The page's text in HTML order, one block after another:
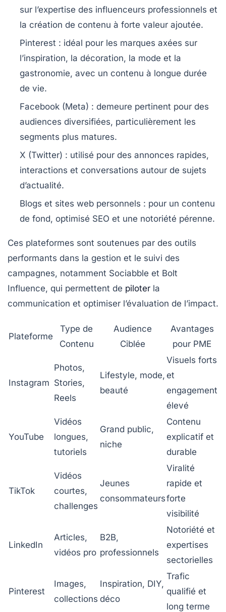
sur l’expertise des influenceurs professionnels et
la création de contenu à forte valeur ajoutée.
Pinterest : idéal pour les marques axées sur
l’inspiration, la décoration, la mode et la
gastronomie, avec un contenu à longue durée
de vie.
Facebook (Meta) : demeure pertinent pour des
audiences diversifiées, particulièrement les
segments plus matures.
X (Twitter) : utilisé pour des annonces rapides,
interactions et conversations autour de sujets
d’actualité.
Blogs et sites web personnels : pour un contenu
de fond, optimisé SEO et une notoriété pérenne.
Ces plateformes sont soutenues par des outils
performants dans la gestion et le suivi des
campagnes, notamment Sociabble et Bolt
Influence, qui permettent de piloter la
communication et optimiser l’évaluation de l’impact.
Plateforme
Type de
Contenu
Audience
Ciblée
Avantages
pour PME
Instagram
Photos,
Stories,
Reels
Lifestyle, mode,
beauté
Visuels forts
et
engagement
élevé
YouTube
Vidéos
longues,
tutoriels
Grand public,
niche
Contenu
explicatif et
durable
TikTok
Vidéos
courtes,
challenges
Jeunes
consommateurs
Viralité
rapide et
forte
visibilité
LinkedIn
Articles,
vidéos pro
B2B,
professionnels
Notoriété et
expertises
sectorielles
Pinterest
Images,
collections
Inspiration, DIY,
déco
Trafic
qualifié et
long terme